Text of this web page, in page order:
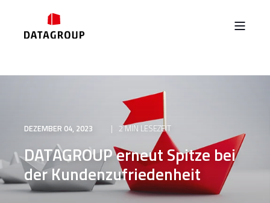
DEZEMBER 04, 2023 2 MIN LESEZEIT
DATAGROUP erneut Spitze bei
der Kundenzufriedenheit